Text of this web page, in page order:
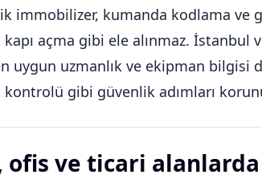
immobilizer, kumanda kodlama
açma gibi ele alınmaz.
uygun uzmanlık ve ekipman
gibi güvenlik adımları
ofis ve ticari